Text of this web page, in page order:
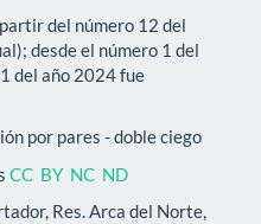
del número 12 del
desde el número 1 del
del año 2024 fue
por pares - doble ciego
CC BY NC ND
Res. Arca del Norte,